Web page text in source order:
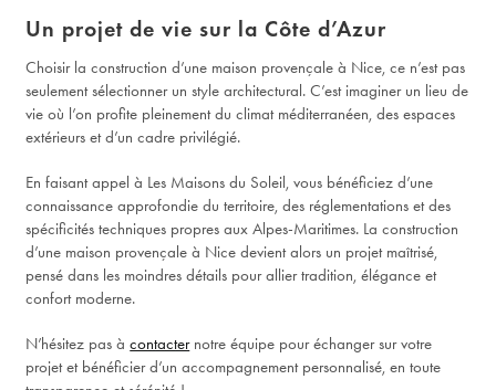
Un projet de vie sur la Côte d’Azur
Choisir la construction d’une maison provençale à Nice, ce n’est pas
seulement sélectionner un style architectural. C’est imaginer un lieu de
vie où l’on profite pleinement du climat méditerranéen, des espaces
extérieurs et d’un cadre privilégié.
En faisant appel à Les Maisons du Soleil, vous bénéficiez d’une
connaissance approfondie du territoire, des réglementations et des
spécificités techniques propres aux Alpes-Maritimes. La construction
d’une maison provençale à Nice devient alors un projet maîtrisé,
pensé dans les moindres détails pour allier tradition, élégance et
confort moderne.
N’hésitez pas àcontacternotre équipe pour échanger sur votre
projet et bénéficier d’un accompagnement personnalisé, en toute